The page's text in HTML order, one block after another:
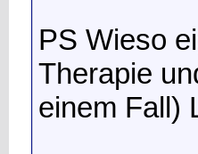
PS Wieso
Therapie
einem Fall)